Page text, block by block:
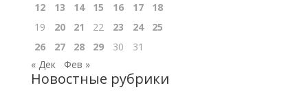
12
13 14 15 16 17
18
19
20 21 22 23 24
25
26
27 28 29 30
31
« Дек
Фев »
Новостные рубрики